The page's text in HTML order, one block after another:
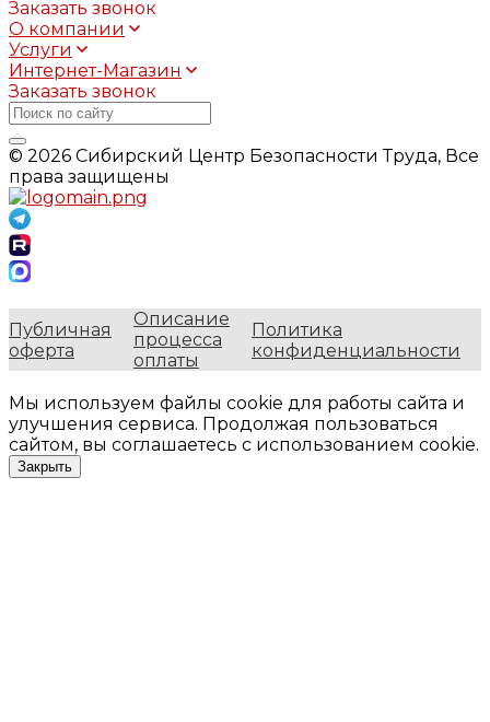
Заказать звонок
О компании
Услуги
Интернет-Магазин
Заказать звонок
© 2026 Сибирский Центр Безопасности Труда, Все
права защищены
Публичная
оферта
Описание
процесса
оплаты
Политика
конфиденциальности
Мы используем файлы cookie для работы сайта и
улучшения сервиса. Продолжая пользоваться
сайтом, вы соглашаетесь с использованием cookie.
Закрыть